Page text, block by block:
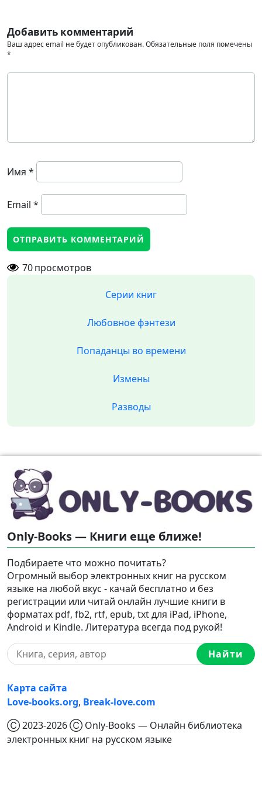
Добавить комментарий
Ваш адрес email не будет опубликован.Обязательные поля помечены
*
Имя *
Email *
70просмотров
Серии книг
Любовное фэнтези
Попаданцы во времени
Измены
Разводы
Only-Books — Книги еще ближе!
Подбираете что можно почитать?
Огромный выбор электронных книг на русском
языке на любой вкус - качай бесплатно и без
регистрации или читай онлайн лучшие книги в
форматах pdf, fb2, rtf, epub, txt для iPad, iPhone,
Android и Kindle. Литература всегда под рукой!
Найти
Карта сайта
Love-books.org, Break-love.com
Ⓒ 2023-2026 Ⓒ Only-Books — Онлайн библиотека
электронных книг на русском языке